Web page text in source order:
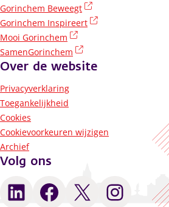
Gorinchem Beweegt
Gorinchem Inspireert
Mooi Gorinchem
SamenGorinchem
Over de website
Privacyverklaring
Toegankelijkheid
Cookies
Cookievoorkeuren wijzigen
Archief
Volg ons
LinkedIn Facebook X Instagram